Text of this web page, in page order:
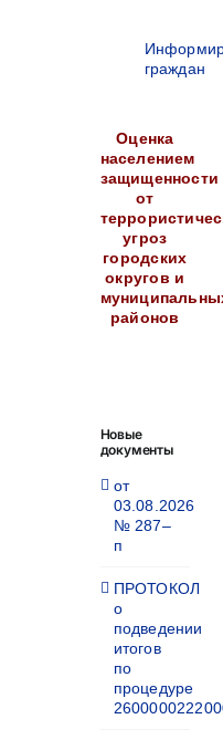
граждан
Оценка
населением
защищенности
от
угроз
городских
округов и
районов
Новые
документы
от
03.08.2026
№ 287–
п
ПРОТОКОЛ
о
подведении
итогов
по
процедуре